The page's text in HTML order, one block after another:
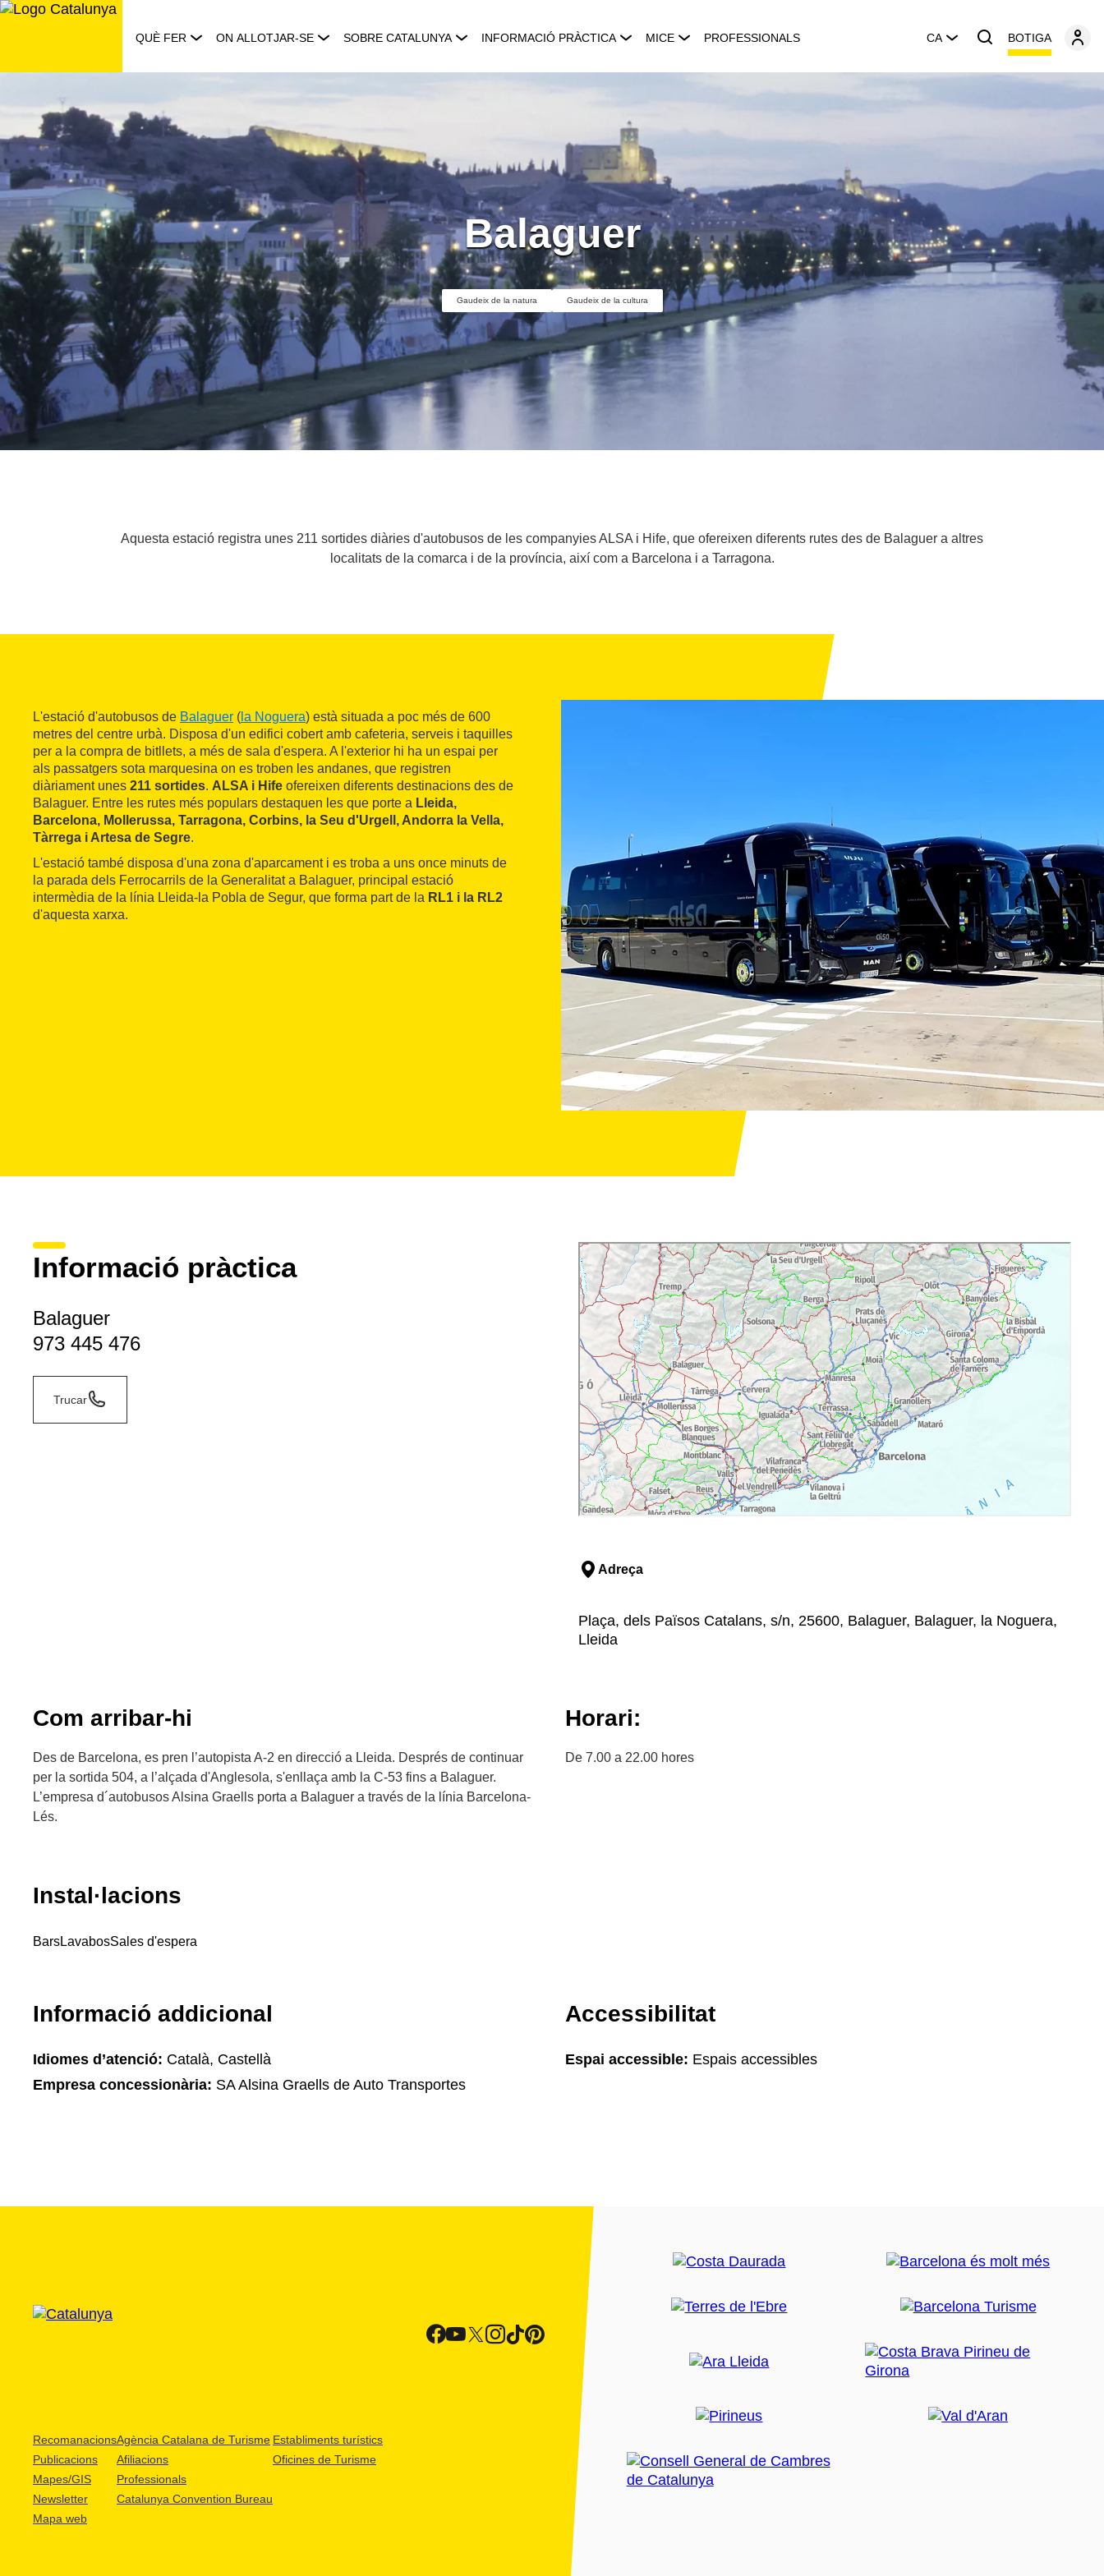
Saltar
QUÈ FER ON ALLOTJAR-SE SOBRE CATALUNYA INFORMACIÓ PRÀCTICA MICE PROFESSIONALS CA BOTIGA
Balaguer
Gaudeix de la natura Gaudeix de la cultura
Aquesta estació registra unes 211 sortides diàries d'autobusos de les companyies ALSA i Hife, que ofereixen diferents rutes des de Balaguer a altres
localitats de la comarca i de la província, així com a Barcelona i a Tarragona.
L'estació d'autobusos de Balaguer ( la Noguera) està situada a poc més de 600
metres del centre urbà. Disposa d'un edifici cobert amb cafeteria, serveis i taquilles
per a la compra de bitllets, a més de sala d'espera. A l'exterior hi ha un espai per
als passatgers sota marquesina on es troben les andanes, que registren
diàriament unes 211 sortides. ALSA i Hife ofereixen diferents destinacions des de
Balaguer. Entre les rutes més populars destaquen les que porte a Lleida,
Barcelona, Mollerussa, Tarragona, Corbins, la Seu d'Urgell, Andorra la Vella,
Tàrrega i Artesa de Segre.
L'estació també disposa d'una zona d'aparcament i es troba a uns once minuts de
la parada dels Ferrocarrils de la Generalitat a Balaguer, principal estació
intermèdia de la línia Lleida-la Pobla de Segur, que forma part de la RL1 i la RL2
d'aquesta xarxa.
Informació pràctica
Balaguer
973 445 476
Trucar
Adreça
Plaça, dels Països Catalans, s/n, 25600, Balaguer, Balaguer, la Noguera,
Lleida
Com arribar-hi
Des de Barcelona, es pren l’autopista A-2 en direcció a Lleida. Després de continuar
per la sortida 504, a l’alçada d'Anglesola, s'enllaça amb la C-53 fins a Balaguer.
L’empresa d´autobusos Alsina Graells porta a Balaguer a través de la línia Barcelona-
Lés.
Horari:
De 7.00 a 22.00 hores
Instal·lacions
BarsLavabosSales d'espera
Informació addicional
Idiomes d’atenció: Català, Castellà
Empresa concessionària: SA Alsina Graells de Auto Transportes
Accessibilitat
Espai accessible: Espais accessibles
Recomanacions
Publicacions
Mapes/GIS
Newsletter
Mapa web
Agència Catalana de Turisme
Afiliacions
Professionals
Catalunya Convention Bureau
Establiments turístics
Oficines de Turisme